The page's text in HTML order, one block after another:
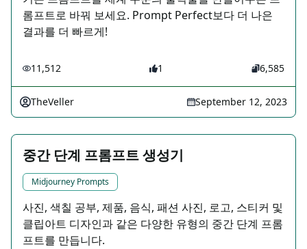
롬프트로 바꿔 보세요. Prompt Perfect보다 더 나은
결과를 더 빠르게!
11,512 1 6,585
TheVeller September 12, 2023
중간 단계 프롬프트 생성기
Midjourney Prompts
사진, 색칠 공부, 제품, 음식, 패션 사진, 로고, 스티커 및
클립아트 디자인과 같은 다양한 유형의 중간 단계 프롬
프트를 만듭니다.